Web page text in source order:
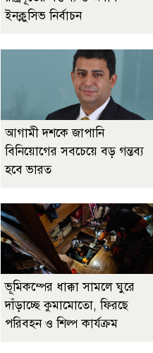
ইনক্লুসিভ নির্বাচন
আগামী দশকে জাপানি
বিনিয়োগের সবচেয়ে বড় গন্তব্য
হবে ভারত
ভূমিকম্পের ধাক্কা সামলে ঘুরে
দাঁড়াচ্ছে কুমামোতো, ফিরছে
পরিবহন ও শিল্প কার্যক্রম